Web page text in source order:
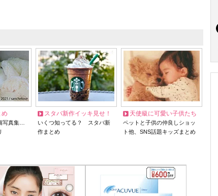
め
写真集…
スタバ新作イッキ見せ！
いくつ知ってる？ スタバ新
作まとめ
天使級に可愛い子供たち
ペットと子供の仲良しショッ
ト他、SNS話題キッズまとめ